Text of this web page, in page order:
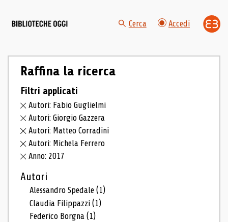
Cerca Accedi
Raffina la ricerca
Filtri applicati
Autori: Fabio Guglielmi
Autori: Giorgio Gazzera
Autori: Matteo Corradini
Autori: Michela Ferrero
Anno: 2017
Autori
Alessandro Spedale(1)
Claudia Filippazzi(1)
Federico Borgna(1)